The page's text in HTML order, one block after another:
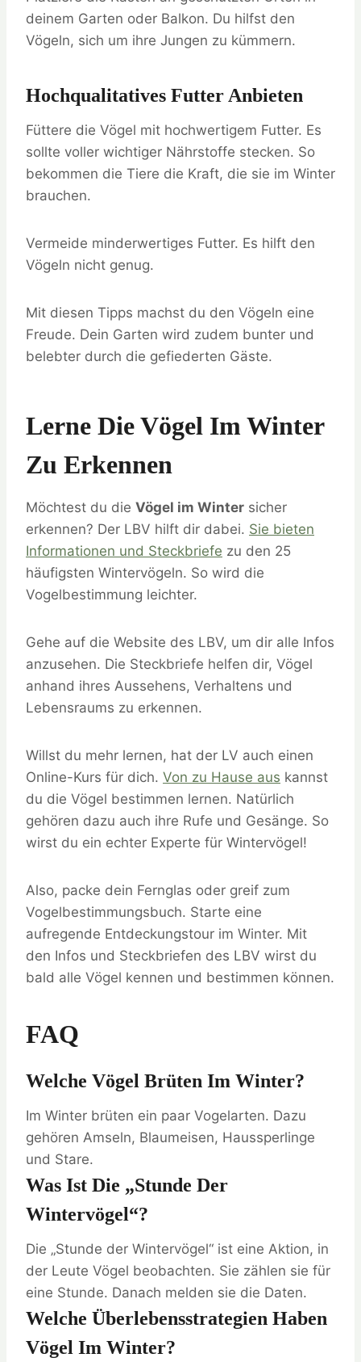
deinem Garten oder Balkon. Du hilfst den
Vögeln, sich um ihre Jungen zu kümmern.
Hochqualitatives Futter Anbieten
Füttere die Vögel mit hochwertigem Futter. Es
sollte voller wichtiger Nährstoffe stecken. So
bekommen die Tiere die Kraft, die sie im Winter
brauchen.
Vermeide minderwertiges Futter. Es hilft den
Vögeln nicht genug.
Mit diesen Tipps machst du den Vögeln eine
Freude. Dein Garten wird zudem bunter und
belebter durch die gefiederten Gäste.
Lerne Die Vögel Im Winter
Zu Erkennen
Möchtest du die Vögel im Winter sicher
erkennen? Der LBV hilft dir dabei. Sie bieten
Informationen und Steckbriefe zu den 25
häufigsten Wintervögeln. So wird die
Vogelbestimmung leichter.
Gehe auf die Website des LBV, um dir alle Infos
anzusehen. Die Steckbriefe helfen dir, Vögel
anhand ihres Aussehens, Verhaltens und
Lebensraums zu erkennen.
Willst du mehr lernen, hat der LV auch einen
Online-Kurs für dich. Von zu Hause aus kannst
du die Vögel bestimmen lernen. Natürlich
gehören dazu auch ihre Rufe und Gesänge. So
wirst du ein echter Experte für Wintervögel!
Also, packe dein Fernglas oder greif zum
Vogelbestimmungsbuch. Starte eine
aufregende Entdeckungstour im Winter. Mit
den Infos und Steckbriefen des LBV wirst du
bald alle Vögel kennen und bestimmen können.
FAQ
Welche Vögel Brüten Im Winter?
Im Winter brüten ein paar Vogelarten. Dazu
gehören Amseln, Blaumeisen, Haussperlinge
und Stare.
Was Ist Die „Stunde Der
Wintervögel“?
Die „Stunde der Wintervögel“ ist eine Aktion, in
der Leute Vögel beobachten. Sie zählen sie für
eine Stunde. Danach melden sie die Daten.
Welche Überlebensstrategien Haben
Vögel Im Winter?